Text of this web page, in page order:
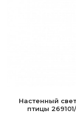
Настенный
птицы